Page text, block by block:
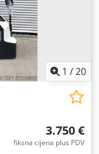
1 /20
3.750 €
fiksna cijena plus PDV